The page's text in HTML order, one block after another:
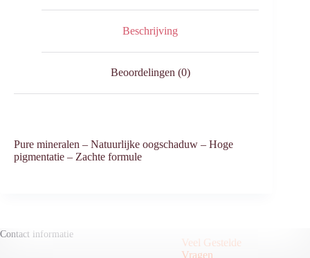
Beschrijving
Beoordelingen (0)
Pure mineralen – ⁠Natuurlijke oogschaduw – ⁠Hoge
pigmentatie – ⁠Zachte formule
Contact informatie
Veel Gestelde
Vragen